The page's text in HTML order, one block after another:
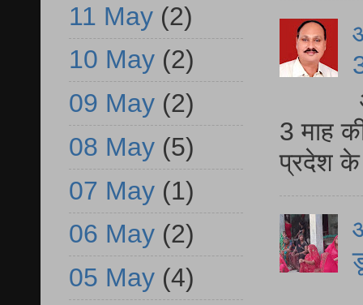
3 माह
प्रदेश
11 May (2)
10 May (2)
09 May (2)
08 May (5)
07 May (1)
06 May (2)
05 May (4)